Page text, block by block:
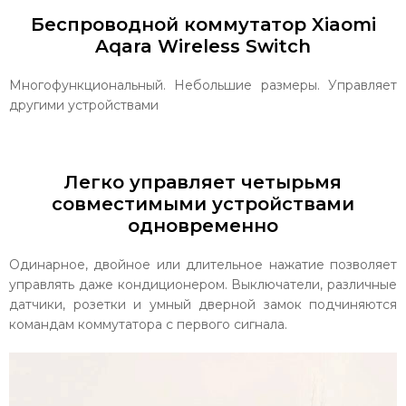
Беспроводной коммутатор Xiaomi
Aqara Wireless Switch
Многофункциональный. Небольшие размеры. Управляет
другими устройствами
Легко управляет четырьмя
совместимыми устройствами
одновременно
Одинарное, двойное или длительное нажатие позволяет
управлять даже кондиционером. Выключатели, различные
датчики, розетки и умный дверной замок подчиняются
командам коммутатора с первого сигнала.